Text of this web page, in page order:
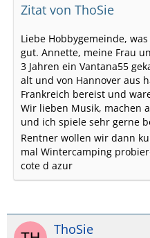
Zitat von ThoSie
Liebe Hobbygemeinde,
gut. Annette, meine Frau
3 Jahren ein Vantana55
alt und von Hannover aus
Frankreich bereist und
Wir lieben Musik, machen
und ich spiele sehr gerne
Rentner wollen wir dann
mal Wintercamping
cote d azur
ThoSie